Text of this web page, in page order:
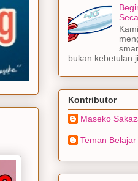
bukan kebetulan
Kontributor
Maseko
Teman Belajar